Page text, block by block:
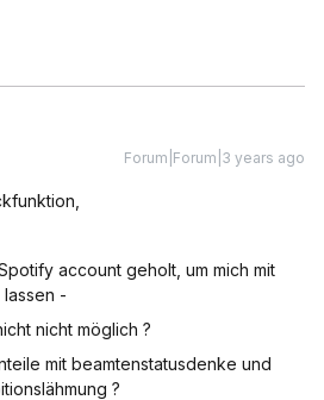
Forum|Forum|3 years ago
account geholt, um mich mit
-
nicht möglich ?
mit beamtenstatusdenke und
?